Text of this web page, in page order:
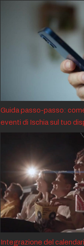
Guida passo-passo:
eventi di Ischia sul tuo
Integrazione del